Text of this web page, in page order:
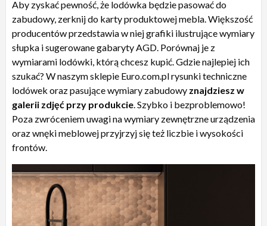
Aby zyskać pewność, że lodówka będzie pasować do
zabudowy, zerknij do karty produktowej mebla. Większość
producentów przedstawia w niej grafiki ilustrujące wymiary
słupka i sugerowane gabaryty AGD. Porównaj je z
wymiarami lodówki, którą chcesz kupić. Gdzie najlepiej ich
szukać? W naszym sklepie Euro.com.pl rysunki techniczne
lodówek oraz pasujące wymiary zabudowy znajdziesz w
galerii zdjęć przy produkcie. Szybko i bezproblemowo!
Poza zwróceniem uwagi na wymiary zewnętrzne urządzenia
oraz wnęki meblowej przyjrzyj się też liczbie i wysokości
frontów.